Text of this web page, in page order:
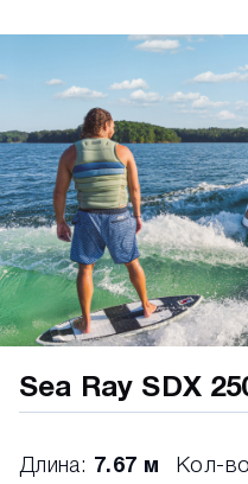
Система
Моторный отсек
СИСТЕМА
Выключатель массы
Блок
Морская
ТОПЛИВНАЯ
Топливная система с
Сертифицированные
топливных шлангов
Топливный бак с
клапаном и датчиком
без
Sea Ray SDX
Длина: 7.67 м Кол-